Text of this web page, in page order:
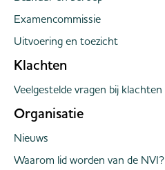
Examencommissie
Uitvoering en toezicht
Klachten
Veelgestelde vragen bij klachten
Organisatie
Nieuws
Waarom lid worden van de NVI?